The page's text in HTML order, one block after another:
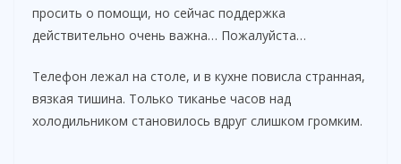
o
просить о помощи, но сейчас поддержка
действительно очень важна… Пожалуйста…
Телефон лежал на столе, и в кухне повисла странная,
вязкая тишина. Только тиканье часов над
холодильником становилось вдруг слишком громким.